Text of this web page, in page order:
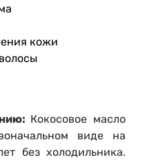
кожи
Кокосовое масло
виде на
без холодильника.